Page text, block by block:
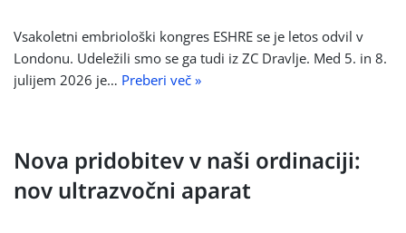
Vsakoletni embriološki kongres ESHRE se je letos odvil v
Londonu. Udeležili smo se ga tudi iz ZC Dravlje. Med 5. in 8.
julijem 2026 je… Preberi več »
Nova pridobitev v naši ordinaciji:
nov ultrazvočni aparat